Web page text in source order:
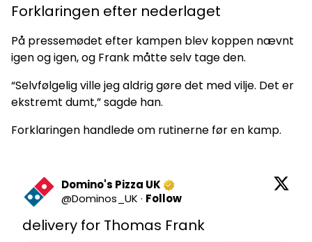
Forklaringen efter nederlaget
På pressemødet efter kampen blev koppen nævnt
igen og igen, og Frank måtte selv tage den.
“Selvfølgelig ville jeg aldrig gøre det med vilje. Det er
ekstremt dumt,” sagde han.
Forklaringen handlede om rutinerne før en kamp.
Domino's Pizza UK
@Dominos_UK · Follow
delivery for Thomas Frank